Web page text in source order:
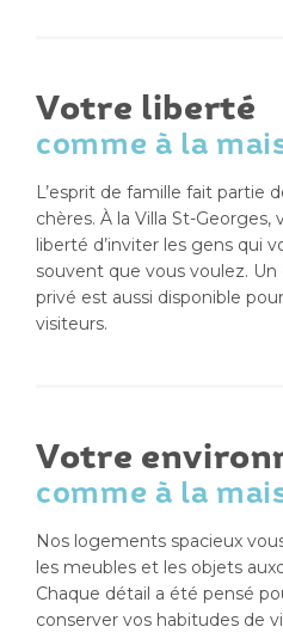
Votre liberté
comme à la
L’esprit de famille fait partie
chères. À la Villa St-Georges,
liberté d’inviter les gens qui
souvent que vous voulez.
privé est aussi disponible
visiteurs.
Votre
comme à la
Nos logements spacieux
les meubles et les objets
Chaque détail a été pensé
conserver vos habitudes de